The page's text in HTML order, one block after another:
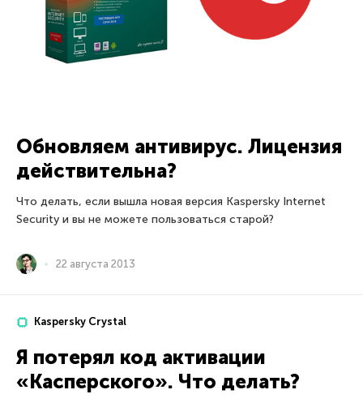
Обновляем антивирус. Лицензия
действительна?
Что делать, если вышла новая версия Kaspersky Internet
Security и вы не можете пользоваться старой?
22 августа 2013
Kaspersky Crystal
Я потерял код активации
«Касперского». Что делать?